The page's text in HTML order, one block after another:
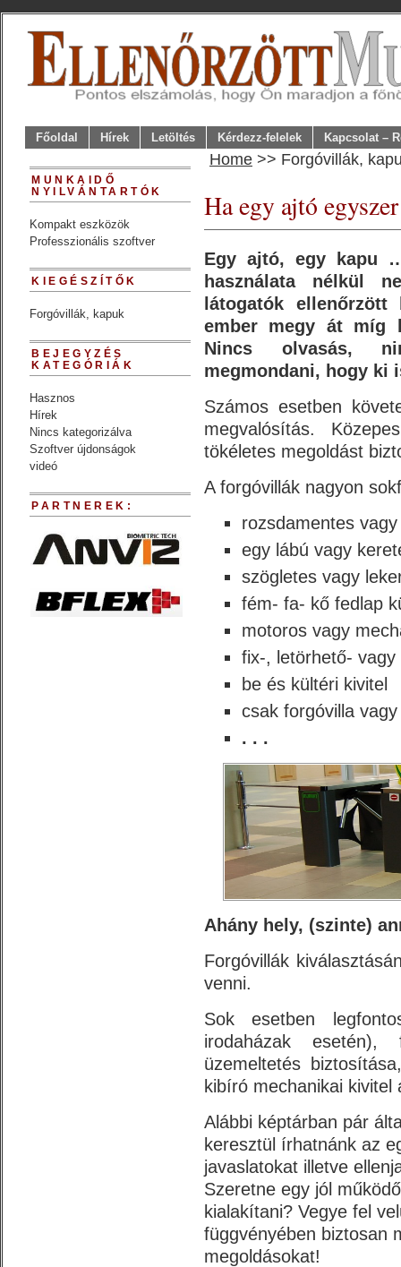
Főoldal Hírek Letöltés Kérdezz-felelek Kapcsolat –
MUNKAIDŐ
NYILVÁNTARTÓK
Kompakt eszközök
Professzionális szoftver
KIEGÉSZÍTŐK
Forgóvillák, kapuk
BEJEGYZÉS
KATEGÓRIÁK
Hasznos
Hírek
Nincs kategorizálva
Szoftver újdonságok
videó
PARTNEREK:
Home >> Forgóvillák,
Ha egy ajtó
Egy ajtó, egy kapu
használata nélkül
látogatók
ember megy át míg
Nincs olvasás,
megmondani, hogy ki
Számos esetben
megvalósítás.
tökéletes megoldást
A forgóvillák nagyon
rozsdamentes
egy lábú vagy
szögletes vagy
fém- fa- kő fedlap
motoros vagy
fix-, letörhető- vagy
be és kültéri kivitel
csak forgóvilla
. . .
Ahány hely, (szinte)
Forgóvillák
venni.
Sok esetben
irodaházak
üzemeltetés
kibíró mechanikai kivitel
Alábbi képtárban pár
keresztül írhatnánk az
javaslatokat illetve
Szeretne egy jól
kialakítani? Vegye fel
függvényében biztosan
megoldásokat!